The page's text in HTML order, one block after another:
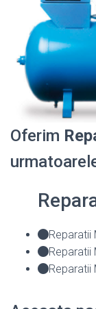
Oferim
Reparatii
Reparatii
Reparatii